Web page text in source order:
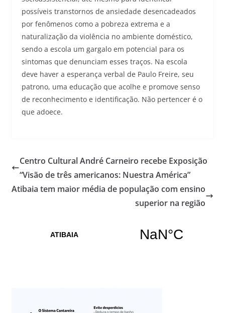
possíveis transtornos de ansiedade desencadeados
por fenômenos como a pobreza extrema e a
naturalização da violência no ambiente doméstico,
sendo a escola um gargalo em potencial para os
sintomas que denunciam esses traços. Na escola
deve haver a esperança verbal de Paulo Freire, seu
patrono, uma educação que acolhe e promove senso
de reconhecimento e identificação. Não pertencer é o
que adoece.
Centro Cultural André Carneiro recebe Exposição
“Visão de três americanos: Nuestra América”
Atibaia tem maior média de população com ensino
superior na região